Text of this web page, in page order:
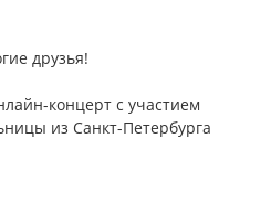
друзья!
концерт с участием
из Санкт-Петербурга